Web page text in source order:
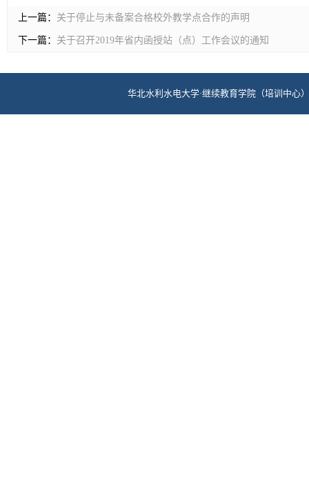
上一篇： 关于停止与未备案合格校外教学点合作的声明
下一篇： 关于召开2019年省内函授站（点）工作会议的通知
华北水利水电大学·继续教育学院（培训中